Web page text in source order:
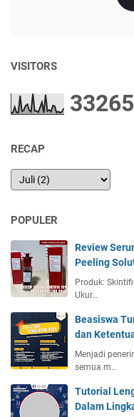
VISITORS
33265
RECAP
POPULER
Review
Peeling
Produk:
Ukur…
Beasiswa
dan
Menjadi
semua m…
Tutorial
Dalam